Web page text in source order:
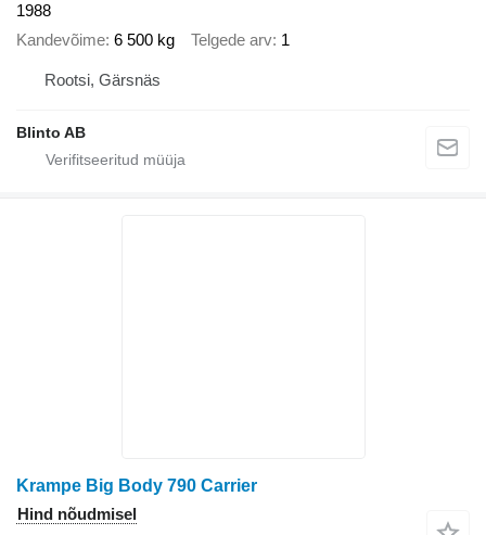
1988
Kandevõime 6 500 kg Telgede arv 1
Rootsi, Gärsnäs
Blinto AB
Krampe Big Body 790 Carrier
Hind nõudmisel